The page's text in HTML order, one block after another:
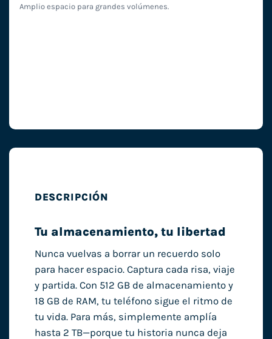
Amplio espacio para grandes volúmenes.
DESCRIPCIÓN
Tu almacenamiento, tu libertad
Nunca vuelvas a borrar un recuerdo solo
para hacer espacio. Captura cada risa, viaje
y partida. Con 512 GB de almacenamiento y
18 GB de RAM, tu teléfono sigue el ritmo de
tu vida. Para más, simplemente amplía
hasta 2 TB—porque tu historia nunca deja